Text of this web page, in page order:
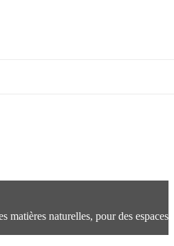
matières naturelles, pour des espaces